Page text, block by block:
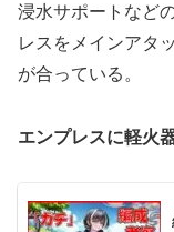
浸水サポートなど
レスをメインアタ
が合っている。
エンプレスに軽火